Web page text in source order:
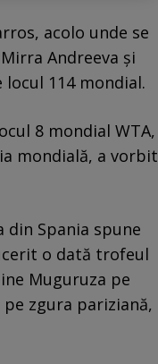
acolo unde se
Andreeva și
114 mondial.
8 mondial WTA,
mondială, a vorbit
din Spania spune
o dată trofeul
Muguruza pe
zgura pariziană,